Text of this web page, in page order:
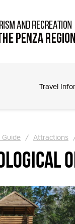
Travel
Guide / Attractions